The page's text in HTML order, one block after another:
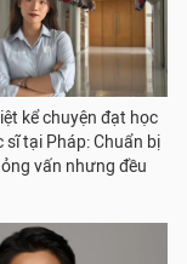
kể chuyện đạt học
sĩ tại Pháp: Chuẩn bị
vấn nhưng đều